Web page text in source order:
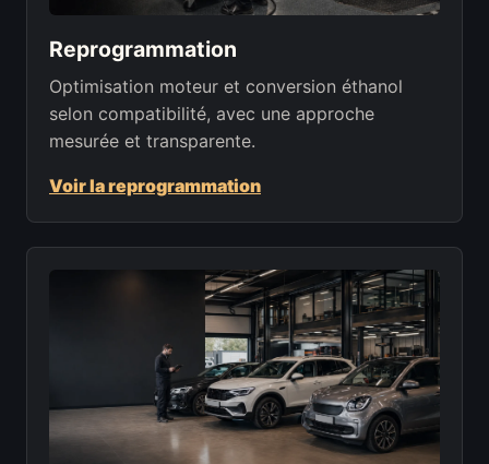
Reprogrammation
Optimisation moteur et conversion éthanol
selon compatibilité, avec une approche
mesurée et transparente.
Voir la reprogrammation